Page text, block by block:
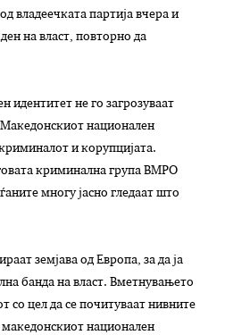
владеечката партија вчера и
на власт, повторно да
идентитет не го загрозуваат
национален
и корупцијата.
криминална група ВМРО
многу јасно гледаат што
земјава од Европа, за да ja
банда на власт. Вметнувањето
со цел да се почитуваат нивните
македонскиот национален